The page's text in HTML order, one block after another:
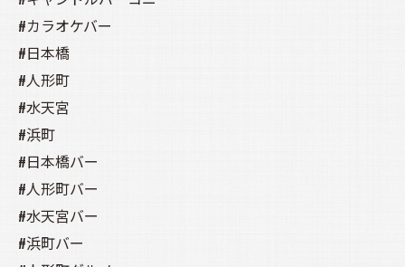
#カラオケバー
#日本橋
#人形町
#水天宮
#浜町
#日本橋バー
#人形町バー
#水天宮バー
#浜町バー